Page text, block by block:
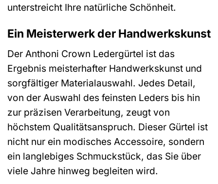
unterstreicht Ihre natürliche Schönheit.
Ein Meisterwerk der Handwerkskunst
Der Anthoni Crown Ledergürtel ist das
Ergebnis meisterhafter Handwerkskunst und
sorgfältiger Materialauswahl. Jedes Detail,
von der Auswahl des feinsten Leders bis hin
zur präzisen Verarbeitung, zeugt von
höchstem Qualitätsanspruch. Dieser Gürtel ist
nicht nur ein modisches Accessoire, sondern
ein langlebiges Schmuckstück, das Sie über
viele Jahre hinweg begleiten wird.